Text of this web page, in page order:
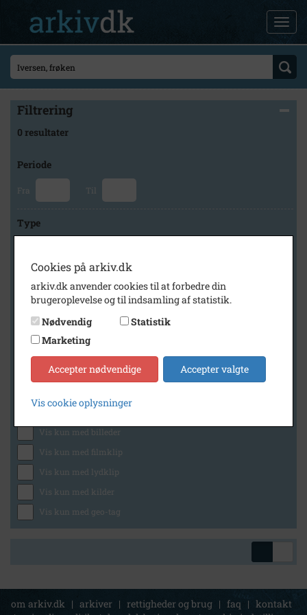
Filtrering
0 resultater
Periode
Fra Til
Type
Arkiv
Faxe Kommunes Arkiver
Generelt
Vis kun med billeder
Vis kun med filmklip
Vis kun med lydklip
Vis kun med kilder
Vis kun med geo-tag
om arkiv.dk | arkiver | rettigheder og brug | faq | kontakt
Cookies på arkiv.dk
arkiv.dk anvender cookies til at forbedre din
brugeroplevelse og til indsamling af statistik.
Nødvendig
Statistik
Marketing
Accepter nødvendige Accepter valgte
Vis cookie oplysninger